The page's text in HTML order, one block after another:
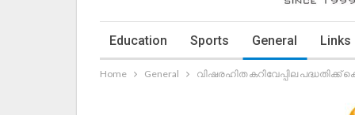
Education Sports General Links
Home General വിഷരഹിത കറിവേപ്പില